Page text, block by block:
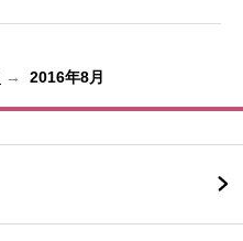
2016年8月